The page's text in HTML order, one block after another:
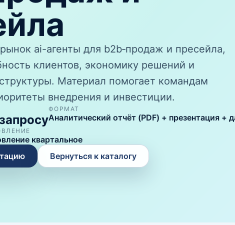
ai-агенты для b2b‑продаж и пресейла,
клиентов, экономику решений и
Материал помогает командам
внедрения и инвестиции.
ФОРМАТ
Аналитический отчёт (PDF) + презентация +
квартальное
Вернуться к каталогу